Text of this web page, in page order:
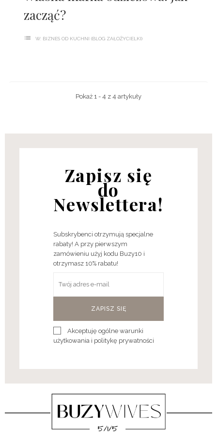
zacząć?
list W: BIZNES OD KUCHNI (BLOG ZAŁOŻYCIELKI)
Pokaż 1 - 4 z 4 artykuły
Zapisz się
do
Newslettera!
Subskrybenci otrzymują specjalne
rabaty! A przy pierwszym
zamówieniu użyj kodu Buzy10 i
otrzymasz 10% rabatu!
ZAPISZ SIĘ
Akceptuję ogólne warunki
użytkowania i politykę prywatności